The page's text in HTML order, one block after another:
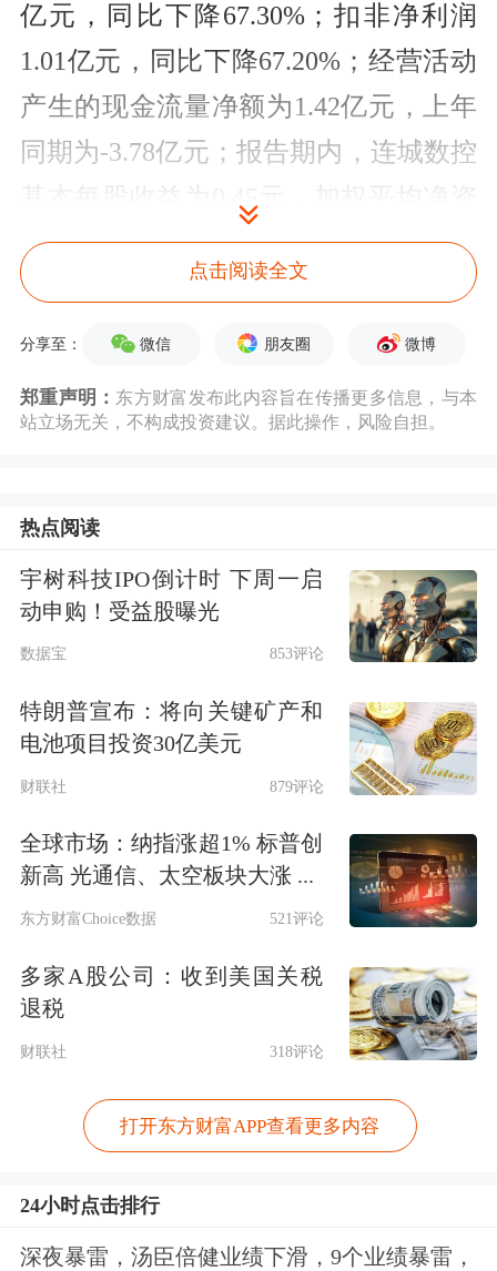
亿元，同比下降67.30%；扣非净利润
1.01亿元，同比下降67.20%；经营活动
产生的现金流量净额为1.42亿元，上年
同期为-3.78亿元；报告期内，连城数控
基本每股收益为0.45元，加权平均净资
产收益率为2.49%。
以8月27日收盘价计算，连城数控目前
市盈率（TTM）约为54.86倍，市净率
（LF）约1.61倍，市销率（TTM）约
1.61倍。
点击阅读全文
分享至： 微信 朋友圈 微博
郑重声明： 东方财富发布此内容旨在传播更多信息，与本
站立场无关，不构成投资建议。据此操作，风险自担。
热点阅读
宇树科技IPO倒计时 下周一启
动申购！受益股曝光
数据宝 853评论
特朗普宣布：将向关键矿产和
电池项目投资30亿美元
财联社 879评论
全球市场：纳指涨超1% 标普创
新高 光通信、太空板块大涨 ...
东方财富Choice数据 521评论
多家A股公司：收到美国关税
退税
财联社 318评论
打开东方财富APP查看更多内容
24小时点击排行
深夜暴雷，汤臣倍健业绩下滑，9个业绩暴雷，